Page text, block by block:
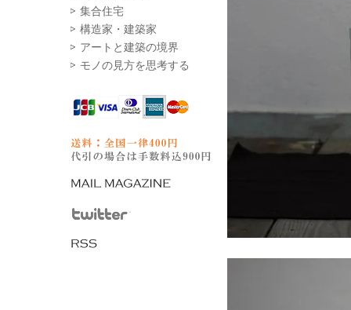
集合住宅
構造家・建築家
アートと建築の境界
モノの見方を思考する